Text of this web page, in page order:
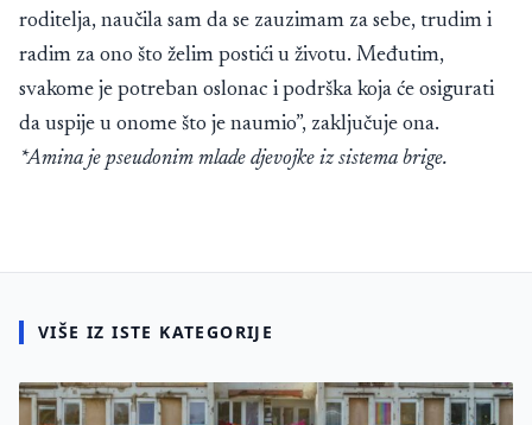
roditelja, naučila sam da se zauzimam za sebe, trudim i
radim za ono što želim postići u životu. Međutim,
svakome je potreban oslonac i podrška koja će osigurati
da uspije u onome što je naumio”, zaključuje ona.
*Amina je pseudonim mlade djevojke iz sistema brige.
VIŠE IZ ISTE KATEGORIJE